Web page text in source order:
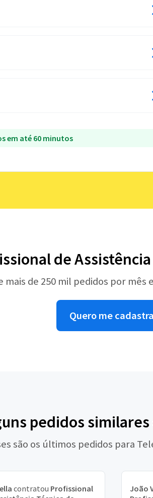
em até 60 minutos
de
mais de 250 mil pedidos por
Quero me
pedidos
são os últimos pedidos para
contratou Profissional
João